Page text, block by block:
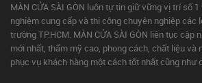
MÀN CỬA SÀI GÒN luôn tự tin giữ vững vị trí số
nghiệm cung cấp và thi công chuyên nghiệp các
trường TP.HCM. MÀN CỬA SÀI GÒN liên tục cập
mới nhất, thẩm mỹ cao, phong cách, chất liệu và
phục vụ khách hàng một cách tốt nhất cũng như